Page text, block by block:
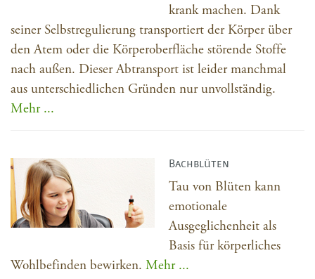
krank machen. Dank
seiner Selbstregulierung transportiert der Körper über
den Atem oder die Körperoberfläche störende Stoffe
nach außen. Dieser Abtransport ist leider manchmal
aus unterschiedlichen Gründen nur unvollständig.
Mehr ...
Bachblüten
Tau von Blüten kann
emotionale
Ausgeglichenheit als
Basis für körperliches
Wohlbefinden bewirken. Mehr ...